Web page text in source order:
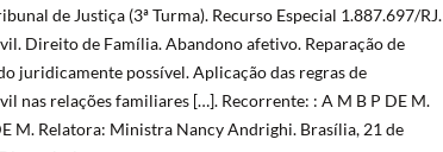
de Justiça (3ª Turma). Recurso Especial 1.887.697/RJ.
Direito de Família. Abandono afetivo. Reparação de
juridicamente possível. Aplicação das regras de
nas relações familiares […]. Recorrente: : A M B P DE M.
M. Relatora: Ministra Nancy Andrighi. Brasília, 21 de